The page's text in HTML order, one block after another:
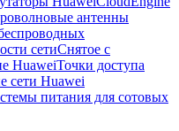
антенны
сетиСнятое с
HuaweiТочки доступа
сети Huawei
питания для сотовых